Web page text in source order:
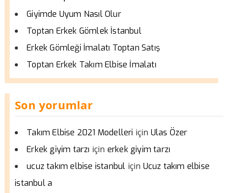
Giyimde Uyum Nasıl Olur
Toptan Erkek Gömlek İstanbul
Erkek Gömleği İmalatı Toptan Satış
Toptan Erkek Takım Elbise İmalatı
Son yorumlar
Takım Elbise 2021 Modelleri için Ulas Özer
Erkek giyim tarzı için erkek giyim tarzı
ucuz takım elbise istanbul için Ucuz takım elbise
istanbul a